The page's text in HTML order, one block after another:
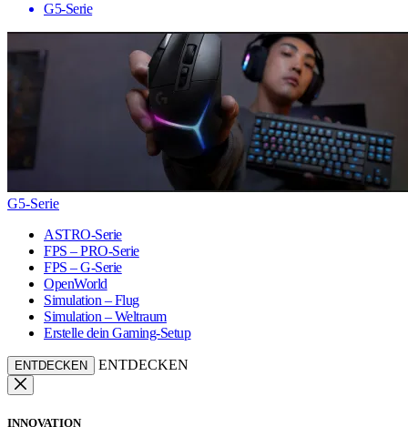
G5-Serie
G5-Serie
ASTRO-Serie
FPS – PRO-Serie
FPS – G-Serie
OpenWorld
Simulation – Flug
Simulation – Weltraum
Erstelle dein Gaming-Setup
ENTDECKEN ENTDECKEN
INNOVATION